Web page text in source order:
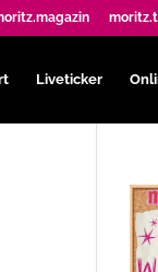
Liveticker